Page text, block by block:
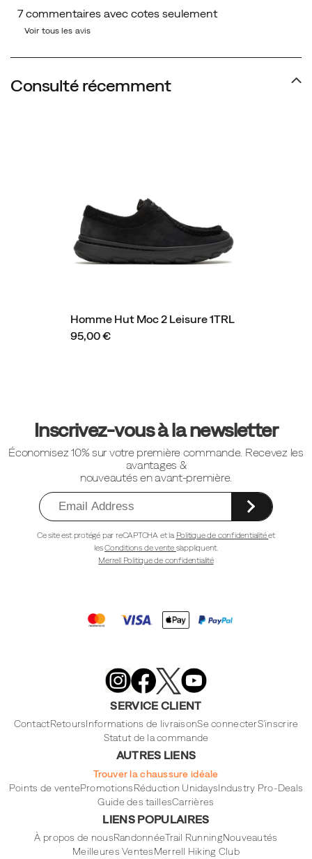
Voir tous les avis
Consulté récemment
Homme Hut Moc 2 Leisure 1TRL
95,00 €
pied
Inscrivez-vous à la newsletter
Économisez 10% sur votre première commande. Recevez les
avantages &
nouveautés en avant-première.
Ce site est protégé par reCAPTCHA et la Politique de confidentialitéet
lesConditions de vente s'appliquent.
Merrell Politique de confidentialité
Footwear
on
Merrell
Footwear
on
Merrell
Footwear
on
X
Footwear
SERVICE CLIENT
ContactRetoursInformations de livraisonSe connecterS'inscrire
Statut de la commande
AUTRES LIENS
Trouver la chaussure idéale
Points de ventePromotionsRéduction UnidaysIndustry Pro-Deals
Guide des taillesCarrières
LIENS POPULAIRES
À propos de nousRandonnéeTrail RunningNouveautés
Meilleures VentesMerrell Hiking Club